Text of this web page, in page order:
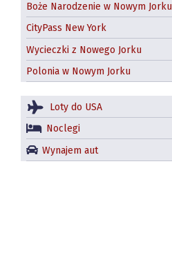
Boże Narodzenie w Nowym Jorku
CityPass New York
Wycieczki z Nowego Jorku
Polonia w Nowym Jorku
Loty do USA
Noclegi
Wynajem aut